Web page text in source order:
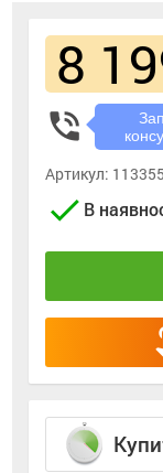
8
phone_in_talk
Артикул: 113355
check В